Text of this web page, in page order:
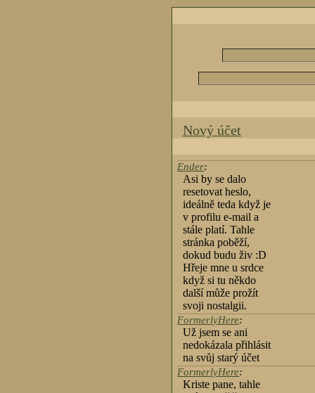
Nový účet
Ender:
Asi by se dalo
resetovat heslo,
ideálně teda když je
v profilu e-mail a
stále platí. Tahle
stránka poběží,
dokud budu živ :D
Hřeje mne u srdce
když si tu někdo
další může prožít
svoji nostalgii.
FormerlyHere:
Už jsem se ani
nedokázala přihlásit
na svůj starý účet
FormerlyHere:
Kriste pane, tahle